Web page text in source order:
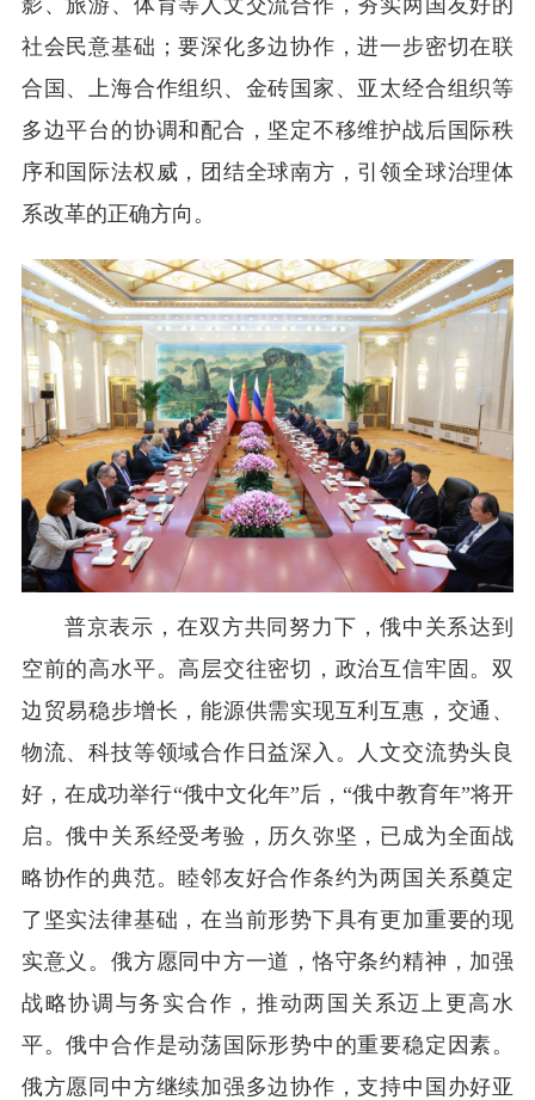
影、旅游、体育等人文交流合作，夯实两国友好的
社会民意基础；要深化多边协作，进一步密切在联
合国、上海合作组织、金砖国家、亚太经合组织等
多边平台的协调和配合，坚定不移维护战后国际秩
序和国际法权威，团结全球南方，引领全球治理体
系改革的正确方向。
普京表示，在双方共同努力下，俄中关系达到
空前的高水平。高层交往密切，政治互信牢固。双
边贸易稳步增长，能源供需实现互利互惠，交通、
物流、科技等领域合作日益深入。人文交流势头良
好，在成功举行“俄中文化年”后，“俄中教育年”将开
启。俄中关系经受考验，历久弥坚，已成为全面战
略协作的典范。睦邻友好合作条约为两国关系奠定
了坚实法律基础，在当前形势下具有更加重要的现
实意义。俄方愿同中方一道，恪守条约精神，加强
战略协调与务实合作，推动两国关系迈上更高水
平。俄中合作是动荡国际形势中的重要稳定因素。
俄方愿同中方继续加强多边协作，支持中国办好亚